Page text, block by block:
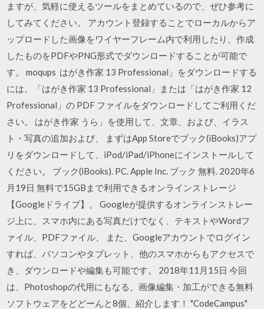
ますが、気軽に使えるツールをまとめているので、ぜひ参考に
してみてください。 アカウント登録することでローカルからア
ップロードした画像をワイヤーフレーム内で利用したり、作成
したものをPDFやPNG形式でダウンロードすることが可能で
す。 moqups はがき作家 13 Professional」をダウンロードする
には、「はがき作家 13 Professional」または「はがき作家 12
Professional」の PDF ファイルをダウンロードしてご利用くだ
さい。 はがき作家 うら」を使用して、文章、および、イラス
ト・写真の追加および、 まずはApp Storeでブック(iBooks)アプ
リをダウンロードして、iPod/iPad/iPhoneにインストールして
ください。 ブック(iBooks). PC. Apple Inc. ブック 無料. 2020年6
月19日 無料で15GBまで利用できるオンラインストレージ
【Googleドライブ】。 Googleが提供するオンラインストレー
ジ上に、スマホ内にある写真だけでなく、テキストやWordフ
ァイル、PDFファイル、 また、Googleアカウントでログイン
すれば、パソコンやタブレット、他のスマホからもアクセスで
き、ダウンロードや編集も可能です。 2018年11月15日 今回
は、Photoshopの代用にもなる、画像編集・加工ができる無料
ソフトウェアをどどーんと8個、紹介します！ "CodeCampus"